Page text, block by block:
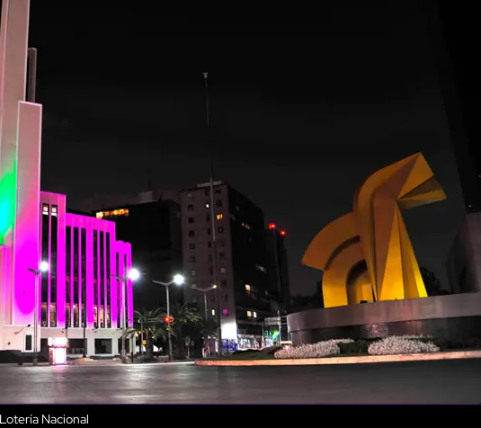
Nacional